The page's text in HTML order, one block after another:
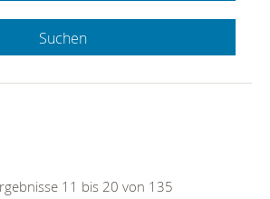
Suchen
11 bis 20 von 135